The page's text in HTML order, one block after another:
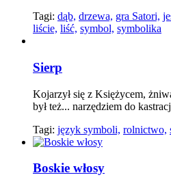
Tagi: dąb, drzewa, gra Satori,
liście, liść, symbol, symbolika
Sierp
Kojarzył się z Księżycem,
był też... narzędziem do
Tagi: język symboli, rolnictwo,
Boskie włosy